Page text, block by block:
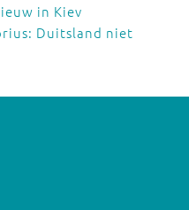
in Kiev
Duitsland niet